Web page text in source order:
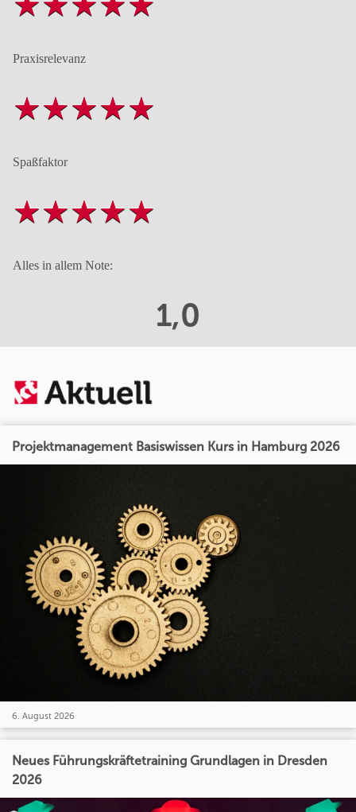
Praxisrelevanz
Spaßfaktor
Alles in allem Note:
1,0
Projektmanagement Basiswissen Kurs in Hamburg 2026
6. August 2026
Neues Führungskräftetraining Grundlagen in Dresden
2026